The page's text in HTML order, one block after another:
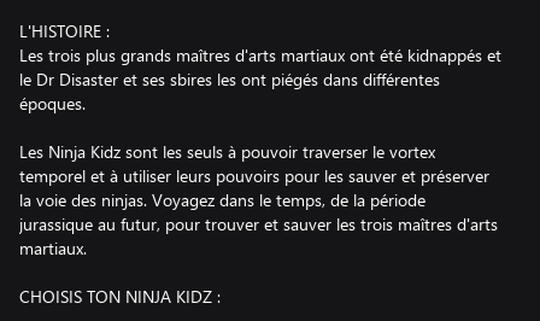
L'HISTOIRE :
Les trois plus grands maîtres d'arts martiaux ont été kidnappés et
le Dr Disaster et ses sbires les ont piégés dans différentes
époques.
Les Ninja Kidz sont les seuls à pouvoir traverser le vortex
temporel et à utiliser leurs pouvoirs pour les sauver et préserver
la voie des ninjas. Voyagez dans le temps, de la période
jurassique au futur, pour trouver et sauver les trois maîtres d'arts
martiaux.
CHOISIS TON NINJA KIDZ :